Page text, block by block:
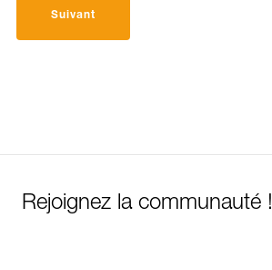
Suivant
Rejoignez la communauté !